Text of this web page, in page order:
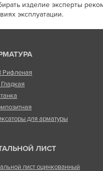
изделие эксперты
эксплуатации.
Рифленая
для арматуры
ЛИСТ
лист оцинкованный